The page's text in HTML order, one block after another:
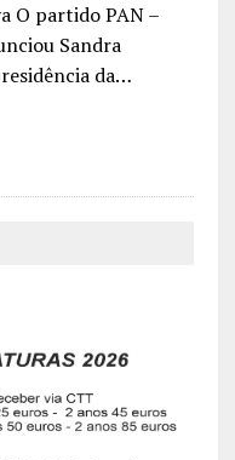
O partido PAN –
Sandra
da…